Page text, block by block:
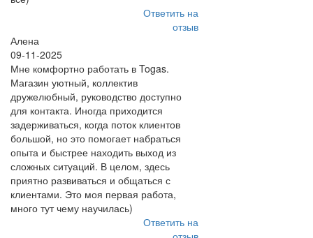
Ответить на
отзыв
Алена
09-11-2025
Мне комфортно работать в Togas.
Магазин уютный, коллектив
дружелюбный, руководство доступно
для контакта. Иногда приходится
задерживаться, когда поток клиентов
большой, но это помогает набраться
опыта и быстрее находить выход из
сложных ситуаций. В целом, здесь
приятно развиваться и общаться с
клиентами. Это моя первая работа,
много тут чему научилась)
Ответить на